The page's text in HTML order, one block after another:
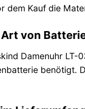
dem Kauf die
von
Damenuhr
benötigt.